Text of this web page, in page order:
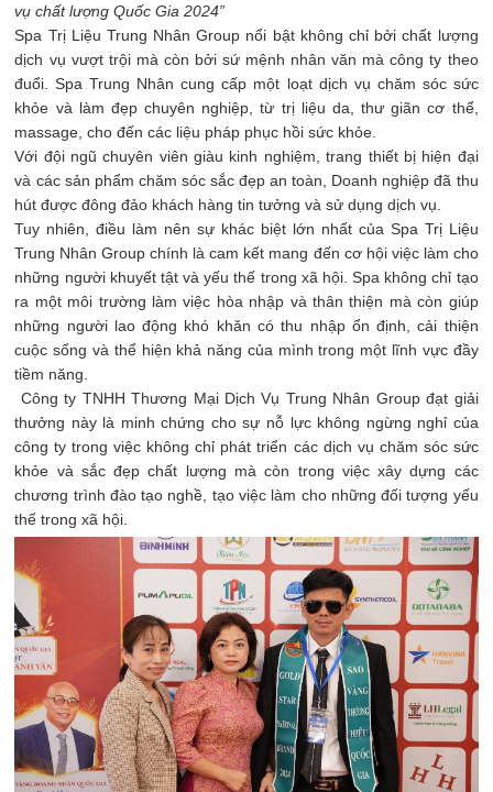
vụ chất lượng Quốc Gia 2024”
Spa Trị Liệu Trung Nhân Group nổi bật không chỉ bởi chất lượng
dịch vụ vượt trội mà còn bởi sứ mệnh nhân văn mà công ty theo
đuổi. Spa Trung Nhân cung cấp một loạt dịch vụ chăm sóc sức
khỏe và làm đẹp chuyên nghiệp, từ trị liệu da, thư giãn cơ thể,
massage, cho đến các liệu pháp phục hồi sức khỏe.
Với đội ngũ chuyên viên giàu kinh nghiệm, trang thiết bị hiện đại
và các sản phẩm chăm sóc sắc đẹp an toàn, Doanh nghiệp đã thu
hút được đông đảo khách hàng tin tưởng và sử dụng dịch vụ.
Tuy nhiên, điều làm nên sự khác biệt lớn nhất của Spa Trị Liệu
Trung Nhân Group chính là cam kết mang đến cơ hội việc làm cho
những người khuyết tật và yếu thế trong xã hội. Spa không chỉ tạo
ra một môi trường làm việc hòa nhập và thân thiện mà còn giúp
những người lao động khó khăn có thu nhập ổn định, cải thiện
cuộc sống và thể hiện khả năng của mình trong một lĩnh vực đầy
tiềm năng.
Công ty TNHH Thương Mại Dịch Vụ Trung Nhân Group đạt giải
thưởng này là minh chứng cho sự nỗ lực không ngừng nghỉ của
công ty trong việc không chỉ phát triển các dịch vụ chăm sóc sức
khỏe và sắc đẹp chất lượng mà còn trong việc xây dựng các
chương trình đào tạo nghề, tạo việc làm cho những đối tượng yếu
thế trong xã hội.